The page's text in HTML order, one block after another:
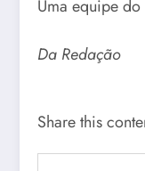
Uma equipe
Da Redação
Share this